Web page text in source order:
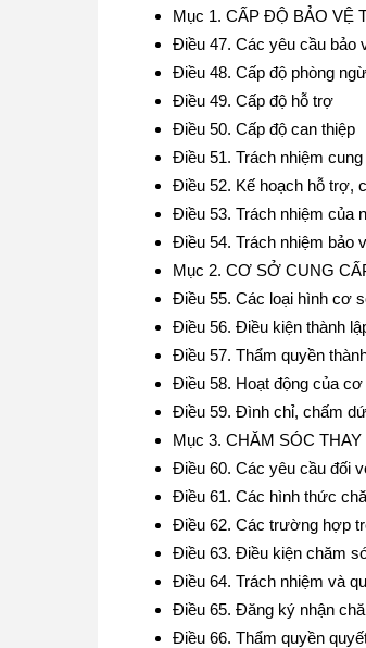
Mục 1. CẤP ĐỘ BẢO VỆ
Điều 47. Các yêu cầu bảo
Điều 48. Cấp độ phòng
Điều 49. Cấp độ hỗ trợ
Điều 50. Cấp độ can thiệp
Điều 51. Trách nhiệm
Điều 52. Kế hoạch hỗ trợ,
Điều 53. Trách nhiệm của
Điều 54. Trách nhiệm bảo
Mục 2. CƠ SỞ CUNG
Điều 55. Các loại hình cơ
Điều 56. Điều kiện thành
Điều 57. Thẩm quyền
Điều 58. Hoạt động của
Điều 59. Đình chỉ, chấm
Mục 3. CHĂM SÓC THAY
Điều 60. Các yêu cầu đối
Điều 61. Các hình thức
Điều 62. Các trường hợp
Điều 63. Điều kiện chăm
Điều 64. Trách nhiệm và
Điều 65. Đăng ký nhận
Điều 66. Thẩm quyền